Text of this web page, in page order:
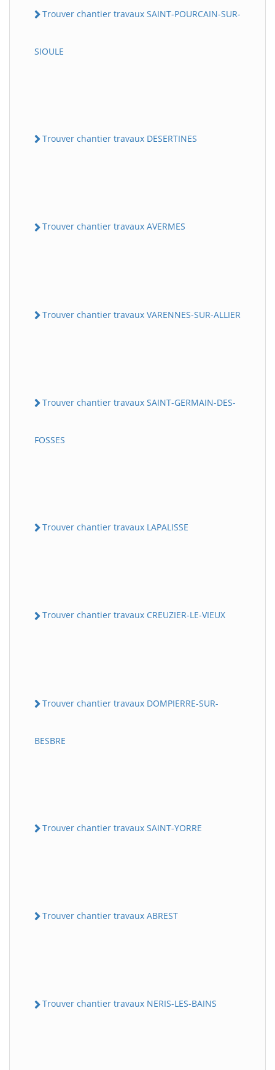
Trouver chantier travaux SAINT-POURCAIN-SUR-
SIOULE
Trouver chantier travaux DESERTINES
Trouver chantier travaux AVERMES
Trouver chantier travaux VARENNES-SUR-ALLIER
Trouver chantier travaux SAINT-GERMAIN-DES-
FOSSES
Trouver chantier travaux LAPALISSE
Trouver chantier travaux CREUZIER-LE-VIEUX
Trouver chantier travaux DOMPIERRE-SUR-
BESBRE
Trouver chantier travaux SAINT-YORRE
Trouver chantier travaux ABREST
Trouver chantier travaux NERIS-LES-BAINS